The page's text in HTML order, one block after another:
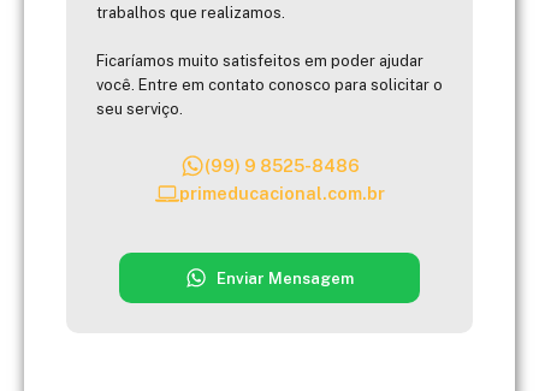
trabalhos que realizamos.
Ficaríamos muito satisfeitos em poder ajudar
você. Entre em contato conosco para solicitar o
seu serviço.
(99) 9 8525-8486
primeducacional.com.br
Enviar Mensagem